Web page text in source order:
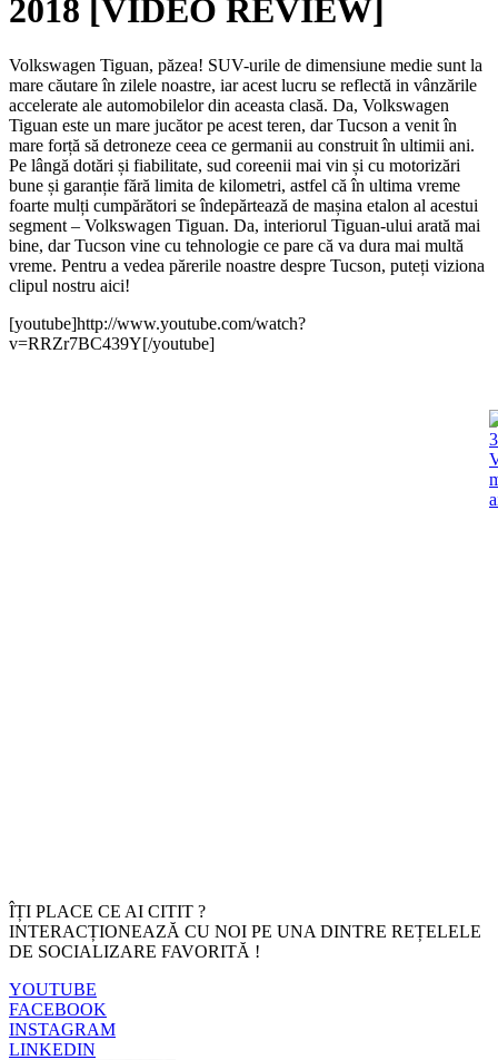
2018 [VIDEO REVIEW]
Volkswagen Tiguan, păzea! SUV-urile de dimensiune medie sunt la
mare căutare în zilele noastre, iar acest lucru se reflectă in vânzările
accelerate ale automobilelor din aceasta clasă. Da, Volkswagen
Tiguan este un mare jucător pe acest teren, dar Tucson a venit în
mare forță să detroneze ceea ce germanii au construit în ultimii ani.
Pe lângă dotări și fiabilitate, sud coreenii mai vin și cu motorizări
bune și garanție fără limita de kilometri, astfel că în ultima vreme
foarte mulți cumpărători se îndepărtează de mașina etalon al acestui
segment – Volkswagen Tiguan. Da, interiorul Tiguan-ului arată mai
bine, dar Tucson vine cu tehnologie ce pare că va dura mai multă
vreme. Pentru a vedea părerile noastre despre Tucson, puteți viziona
clipul nostru aici!
[youtube]http://www.youtube.com/watch?
v=RRZr7BC439Y[/youtube]
ÎȚI PLACE CE AI CITIT ?
INTERACȚIONEAZĂ CU NOI PE UNA DINTRE REȚELELE
DE SOCIALIZARE FAVORITĂ !
YOUTUBE
FACEBOOK
INSTAGRAM
LINKEDIN